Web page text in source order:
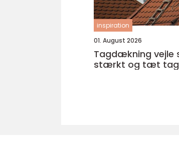
inspiration
01. August 2026
Tagdækning vejle sådan får du et
stærkt og tæt tag